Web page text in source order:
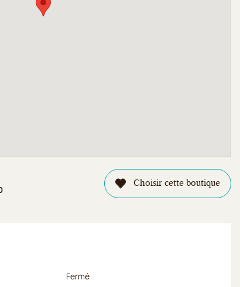
Choisir cette boutique
Horaires de l’après-midi
Fermé